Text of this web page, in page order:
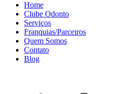
Home
Clube Odonto
Serviços
Franquias/Parceiros
Quem Somos
Contato
Blog